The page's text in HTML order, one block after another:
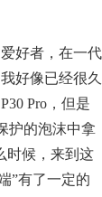
好者，在一代
好像已经很久
Pro，但是
护的泡沫中拿
时候，来到这
”有了一定的